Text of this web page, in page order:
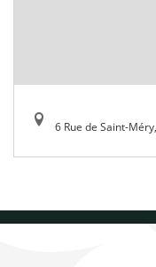
6 Rue de Saint-